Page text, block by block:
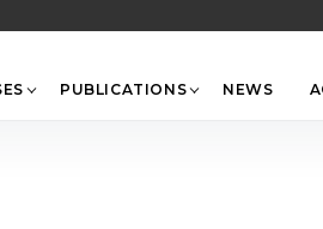
PUBLICATIONS NEWS
Top